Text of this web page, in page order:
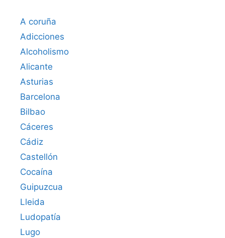
A coruña
Adicciones
Alcoholismo
Alicante
Asturias
Barcelona
Bilbao
Cáceres‎
Cádiz
Castellón
Cocaína
Guipuzcua
Lleida
Ludopatía
Lugo